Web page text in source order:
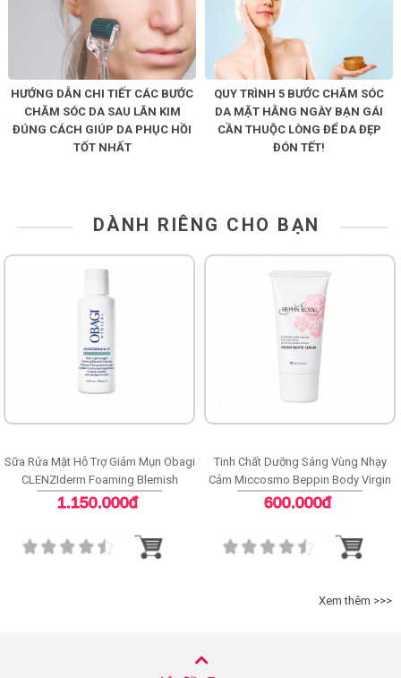
HƯỚNG DẪN CHI TIẾT CÁC BƯỚC
CHĂM SÓC DA SAU LĂN KIM
ĐÚNG CÁCH GIÚP DA PHỤC HỒI
TỐT NHẤT
QUY TRÌNH 5 BƯỚC CHĂM SÓC
DA MẶT HẰNG NGÀY BẠN GÁI
CẦN THUỘC LÒNG ĐỂ DA ĐẸP
ĐÓN TẾT!
DÀNH RIÊNG CHO BẠN
Sữa Rửa Mặt Hỗ Trợ Giảm Mụn Obagi
CLENZIderm Foaming Blemish
Cleanser
1.150.000đ
Tinh Chất Dưỡng Sáng Vùng Nhạy
Cảm Miccosmo Beppin Body Virgin
White Serum
600.000đ
Xem thêm >>>